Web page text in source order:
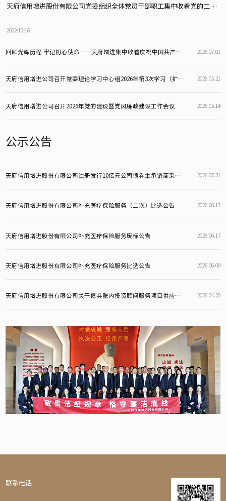
天府信用增进股份有限公司党委组织全体党员干部职工集中收看党的二十大开幕会直播
2022-10-16
回顾光辉历程 牢记初心使命——天府增进集中收看庆祝中国共产党成立105周年大会 2026.07.01
天府信用增进公司召开党委理论学习中心组2026年第3次学习（扩大）会 2026.05.21
天府信用增进公司召开2026年党的建设暨党风廉政建设工作会议 2026.05.14
公示公告
天府信用增进股份有限公司注册发行10亿元公司债券主承销商采购项目招标公告 2026.07.31
天府信用增进股份有限公司补充医疗保险服务（二次）比选公告 2026.06.17
天府信用增进股份有限公司补充医疗保险服务废标公告 2026.06.17
天府信用增进股份有限公司补充医疗保险服务比选公告 2026.06.09
天府信用增进股份有限公司关于债券账内投资顾问服务项目供应商比选结果的公告 2026.04.20
联系电话